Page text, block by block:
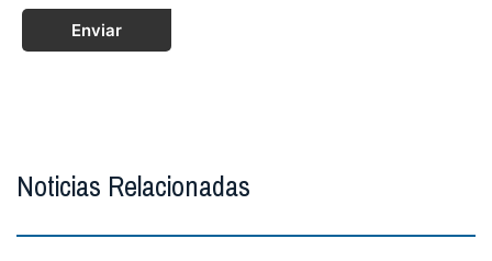
Enviar
Noticias Relacionadas